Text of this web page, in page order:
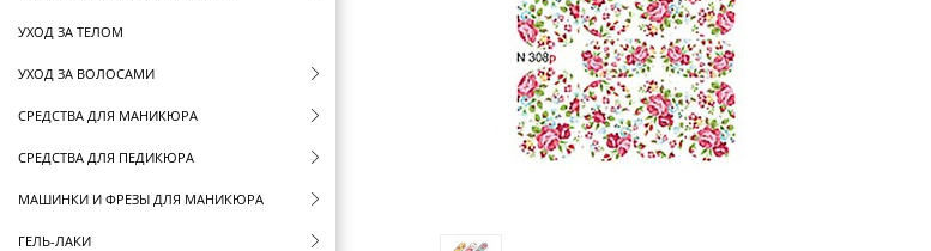
УХОД ЗА ТЕЛОМ
УХОД ЗА ВОЛОСАМИ
СРЕДСТВА ДЛЯ МАНИКЮРА
СРЕДСТВА ДЛЯ ПЕДИКЮРА
МАШИНКИ И ФРЕЗЫ ДЛЯ МАНИКЮРА
ГЕЛЬ-ЛАКИ